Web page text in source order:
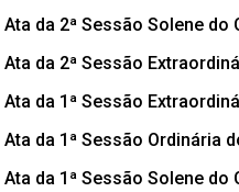
Ata da 2ª Sessão Solene do
Ata da 2ª Sessão
Ata da 1ª Sessão
Ata da 1ª Sessão Ordinária
Ata da 1ª Sessão Solene do